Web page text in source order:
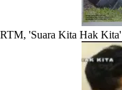
RTM, 'Suara Kita Hak Kita'